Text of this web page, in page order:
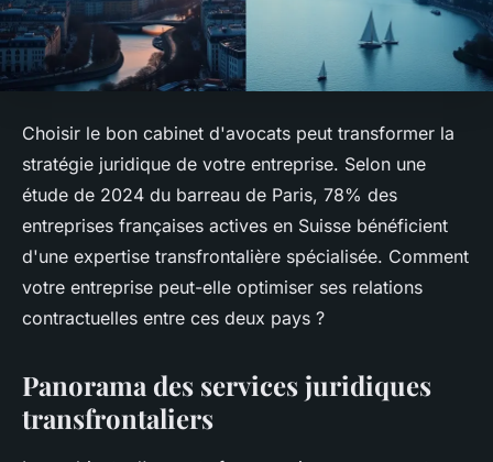
Choisir le bon cabinet d'avocats peut transformer la
stratégie juridique de votre entreprise. Selon une
étude de 2024 du barreau de Paris, 78% des
entreprises françaises actives en Suisse bénéficient
d'une expertise transfrontalière spécialisée. Comment
votre entreprise peut-elle optimiser ses relations
contractuelles entre ces deux pays ?
Panorama des services juridiques
transfrontaliers